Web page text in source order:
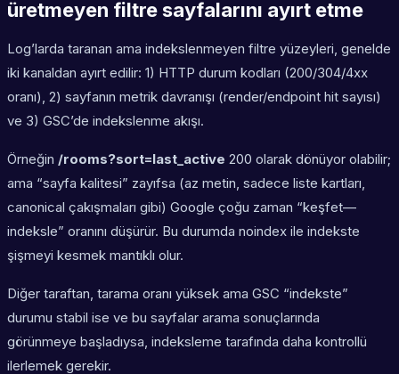
üretmeyen filtre sayfalarını ayırt etme
Log’larda taranan ama indekslenmeyen filtre yüzeyleri, genelde
iki kanaldan ayırt edilir: 1) HTTP durum kodları (200/304/4xx
oranı), 2) sayfanın metrik davranışı (render/endpoint hit sayısı)
ve 3) GSC’de indekslenme akışı.
Örneğin /rooms?sort=last_active 200 olarak dönüyor olabilir;
ama “sayfa kalitesi” zayıfsa (az metin, sadece liste kartları,
canonical çakışmaları gibi) Google çoğu zaman “keşfet—
indeksle” oranını düşürür. Bu durumda noindex ile indekste
şişmeyi kesmek mantıklı olur.
Diğer taraftan, tarama oranı yüksek ama GSC “indekste”
durumu stabil ise ve bu sayfalar arama sonuçlarında
görünmeye başladıysa, indeksleme tarafında daha kontrollü
ilerlemek gerekir.